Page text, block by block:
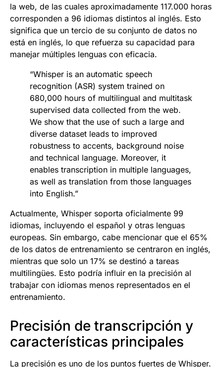
la web, de las cuales aproximadamente 117.000 horas
corresponden a 96 idiomas distintos al inglés. Esto
significa que un tercio de su conjunto de datos no
está en inglés, lo que refuerza su capacidad para
manejar múltiples lenguas con eficacia.
“Whisper is an automatic speech
recognition (ASR) system trained on
680,000 hours of multilingual and multitask
supervised data collected from the web.
We show that the use of such a large and
diverse dataset leads to improved
robustness to accents, background noise
and technical language. Moreover, it
enables transcription in multiple languages,
as well as translation from those languages
into English.”
Actualmente, Whisper soporta oficialmente 99
idiomas, incluyendo el español y otras lenguas
europeas. Sin embargo, cabe mencionar que el 65%
de los datos de entrenamiento se centraron en inglés,
mientras que solo un 17% se destinó a tareas
multilingües. Esto podría influir en la precisión al
trabajar con idiomas menos representados en el
entrenamiento.
Precisión de transcripción y
características principales
La precisión es uno de los puntos fuertes de Whisper.